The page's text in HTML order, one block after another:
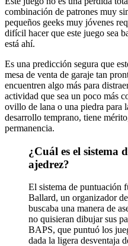
combinación de patrones muy
pequeños geeks muy jóvenes
difícil hacer que este juego sea
está ahí.
Es una predicción segura que
mesa de venta de garaje tan
encuentren algo más para
actividad que sea un poco más
ovillo de lana o una piedra para
desarrollo temprano, tiene
permanencia.
¿Cuál es el sistema
ajedrez?
El sistema de puntuación
Ballard, un organizador
buscaba una manera de
no quisieran dibujar sus
BAPS, que puntuó los
dada la ligera desventaja